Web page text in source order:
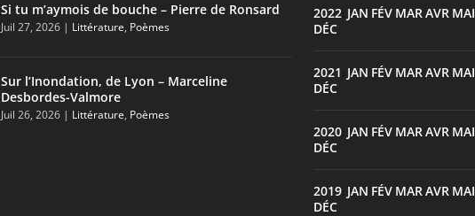
Si tu m’aymois de bouche – Pierre de Ronsard
Juil 27, 2026 | Littérature, Poèmes
Sur l’Inondation, de Lyon – Marceline
Desbordes-Valmore
Juil 26, 2026 | Littérature, Poèmes
2022: JAN FÉV MARAVR MAI
DÉC
2021 JAN FÉV MARAVR MAI
DÉC
2020: JAN FÉV MARAVR MAI
DÉC
2019: JAN FÉV MARAVR MAI
DÉC